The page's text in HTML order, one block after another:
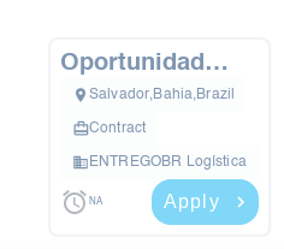
Oportunidade -
Entregue com
sua Fiorino ou
Kangoo –
Salvador/BA
Salvador,Bahia,Brazil
Contract
ENTREGOBR Logística
NA Apply